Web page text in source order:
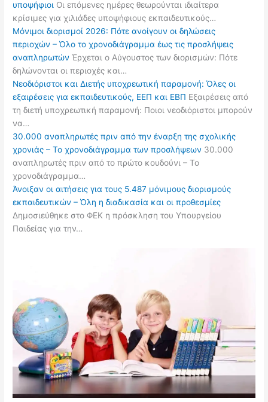
υποψήφιοι Οι επόμενες ημέρες θεωρούνται ιδιαίτερα
κρίσιμες για χιλιάδες υποψήφιους εκπαιδευτικούς…
Μόνιμοι διορισμοί 2026: Πότε ανοίγουν οι δηλώσεις
περιοχών – Όλο το χρονοδιάγραμμα έως τις προσλήψεις
αναπληρωτών Έρχεται ο Αύγουστος των διορισμών: Πότε
δηλώνονται οι περιοχές και…
Νεοδιόριστοι και Διετής υποχρεωτική παραμονή: Όλες οι
εξαιρέσεις για εκπαιδευτικούς, ΕΕΠ και ΕΒΠ Εξαιρέσεις από
τη διετή υποχρεωτική παραμονή: Ποιοι νεοδιόριστοι μπορούν
να…
30.000 αναπληρωτές πριν από την έναρξη της σχολικής
χρονιάς – Το χρονοδιάγραμμα των προσλήψεων 30.000
αναπληρωτές πριν από το πρώτο κουδούνι – Το
χρονοδιάγραμμα…
Άνοιξαν οι αιτήσεις για τους 5.487 μόνιμους διορισμούς
εκπαιδευτικών – Όλη η διαδικασία και οι προθεσμίες
Δημοσιεύθηκε στο ΦΕΚ η πρόσκληση του Υπουργείου
Παιδείας για την…